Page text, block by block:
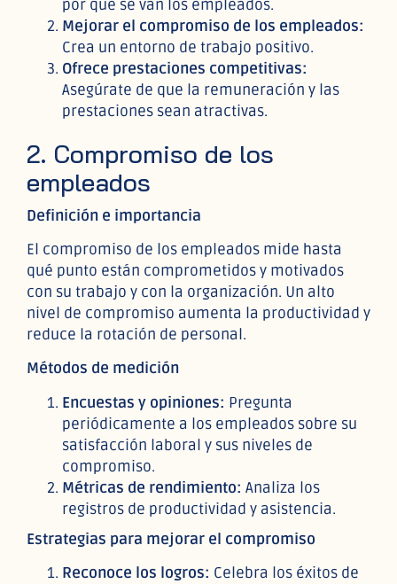
por qué se van los empleados.
Mejorar el compromiso de los empleados:
Crea un entorno de trabajo positivo.
Ofrece prestaciones competitivas:
Asegúrate de que la remuneración y las
prestaciones sean atractivas.
2. Compromiso de los
empleados
Definición e importancia
El compromiso de los empleados mide hasta
qué punto están comprometidos y motivados
con su trabajo y con la organización. Un alto
nivel de compromiso aumenta la productividad y
reduce la rotación de personal.
Métodos de medición
Encuestas y opiniones: Pregunta
periódicamente a los empleados sobre su
satisfacción laboral y sus niveles de
compromiso.
Métricas de rendimiento: Analiza los
registros de productividad y asistencia.
Estrategias para mejorar el compromiso
Reconoce los logros: Celebra los éxitos de